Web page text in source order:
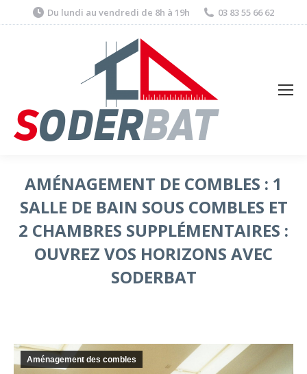
Du lundi au vendredi de 8h à 19h 03 83 55 66 62
AMÉNAGEMENT DE COMBLES : 1
SALLE DE BAIN SOUS COMBLES ET
2 CHAMBRES SUPPLÉMENTAIRES :
OUVREZ VOS HORIZONS AVEC
SODERBAT
Aménagement des combles